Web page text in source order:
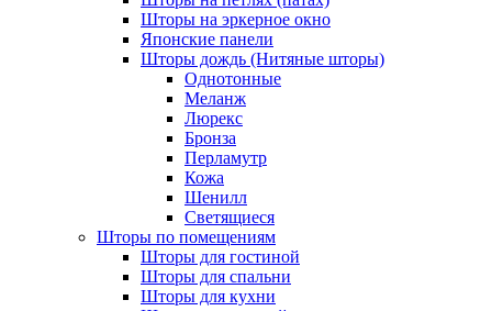
Шторы на эркерное окно
Японские панели
Шторы дождь (Нитяные шторы)
Однотонные
Меланж
Люрекс
Бронза
Перламутр
Кожа
Шенилл
Светящиеся
Шторы по помещениям
Шторы для гостиной
Шторы для спальни
Шторы для кухни